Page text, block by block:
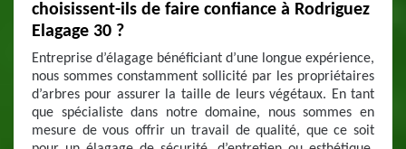
choisissent-ils de faire confiance à Rodriguez
Elagage 30 ?
Entreprise d’élagage bénéficiant d’une longue expérience,
nous sommes constamment sollicité par les propriétaires
d’arbres pour assurer la taille de leurs végétaux. En tant
que spécialiste dans notre domaine, nous sommes en
mesure de vous offrir un travail de qualité, que ce soit